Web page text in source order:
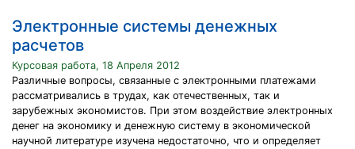
Электронные системы денежных
расчетов
Курсовая работа, 18 Апреля 2012
Различные вопросы, связанные с электронными платежами
рассматривались в трудах, как отечественных, так и
зарубежных экономистов. При этом воздействие электронных
денег на экономику и денежную систему в экономической
научной литературе изучена недостаточно, что и определяет